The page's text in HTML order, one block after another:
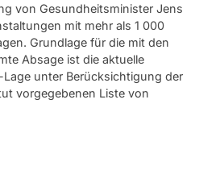
von Gesundheitsminister Jens
mit mehr als 1 000
Grundlage für die mit den
Absage ist die aktuelle
unter Berücksichtigung der
vorgegebenen Liste von